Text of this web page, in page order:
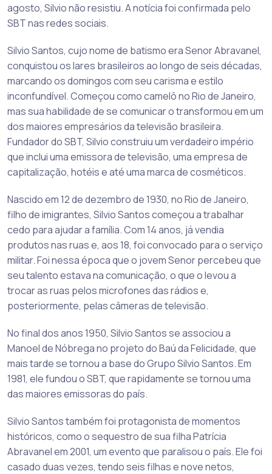
agosto, Silvio não resistiu. A notícia foi confirmada pelo
SBT nas redes sociais.
Silvio Santos, cujo nome de batismo era Senor Abravanel,
conquistou os lares brasileiros ao longo de seis décadas,
marcando os domingos com seu carisma e estilo
inconfundível. Começou como camelô no Rio de Janeiro,
mas sua habilidade de se comunicar o transformou em um
dos maiores empresários da televisão brasileira.
Fundador do SBT, Silvio construiu um verdadeiro império
que inclui uma emissora de televisão, uma empresa de
capitalização, hotéis e até uma marca de cosméticos.
Nascido em 12 de dezembro de 1930, no Rio de Janeiro,
filho de imigrantes, Silvio Santos começou a trabalhar
cedo para ajudar a família. Com 14 anos, já vendia
produtos nas ruas e, aos 18, foi convocado para o serviço
militar. Foi nessa época que o jovem Senor percebeu que
seu talento estava na comunicação, o que o levou a
trocar as ruas pelos microfones das rádios e,
posteriormente, pelas câmeras de televisão.
No final dos anos 1950, Silvio Santos se associou a
Manoel de Nóbrega no projeto do Baú da Felicidade, que
mais tarde se tornou a base do Grupo Silvio Santos. Em
1981, ele fundou o SBT, que rapidamente se tornou uma
das maiores emissoras do país.
Silvio Santos também foi protagonista de momentos
históricos, como o sequestro de sua filha Patrícia
Abravanel em 2001, um evento que paralisou o país. Ele foi
casado duas vezes, tendo seis filhas e nove netos,